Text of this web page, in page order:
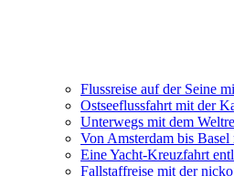
Flussreise auf der Seine
Ostseeflussfahrt mit der
Unterwegs mit dem
Von Amsterdam bis
Eine Yacht-Kreuzfahrt
Fallstaffreise mit der